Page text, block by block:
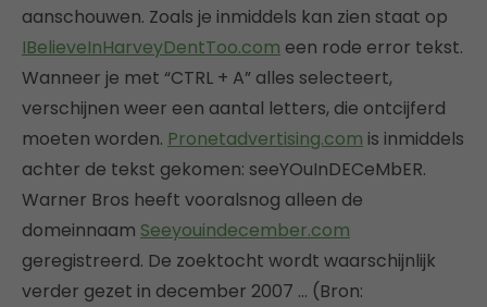
aanschouwen. Zoals je inmiddels kan zien staat op
IBelieveInHarveyDentToo.com een rode error tekst.
Wanneer je met “CTRL + A” alles selecteert,
verschijnen weer een aantal letters, die ontcijferd
moeten worden. Pronetadvertising.com is inmiddels
achter de tekst gekomen: seeYOuInDECeMbER.
Warner Bros heeft vooralsnog alleen de
domeinnaam Seeyouindecember.com
geregistreerd. De zoektocht wordt waarschijnlijk
verder gezet in december 2007 … (Bron: